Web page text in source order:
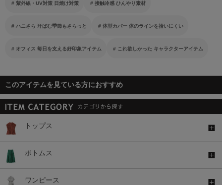
紫外線・UV対策 日焼け対策 接触冷感 ひんやり素材
ハニさら 汗ばむ季節もさらっと 体型カバー 体のラインを拾いにくい
オフィス 毎日を支える好印象アイテム これ欲しかった キャラクターアイテム
このアイテムを見ている方におすすめ
トップス
ボトムス
ワンピース